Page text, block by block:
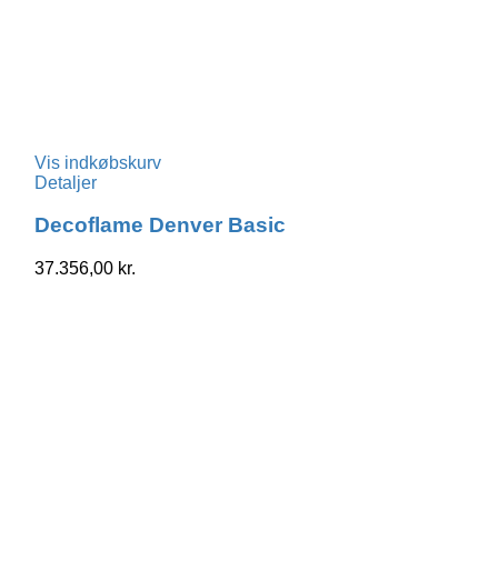
Vis indkøbskurv
Detaljer
Decoflame Denver Basic
37.356,00 kr.